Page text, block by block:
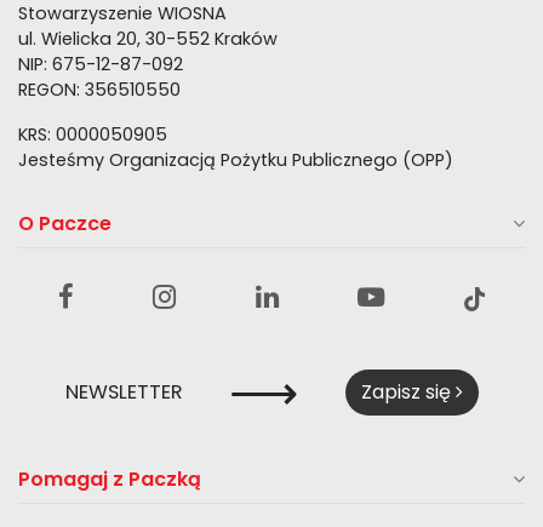
Stowarzyszenie WIOSNA
ul. Wielicka 20, 30-552 Kraków
NIP: 675-12-87-092
REGON: 356510550
KRS: 0000050905
Jesteśmy Organizacją Pożytku Publicznego (OPP)
O Paczce
NEWSLETTER ⟶ Zapisz się
Pomagaj z Paczką